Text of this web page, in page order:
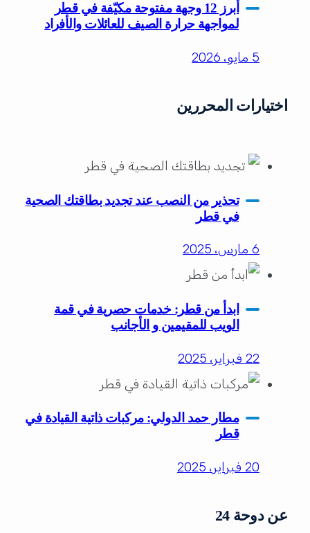
أبرز 12 وجهة مفتوحة مكيّفة في قطر
لمواجهة حرارة الصيف للعائلات والأفراد
5 مايو، 2026
اختيارات المحررين
تحذير من النصب عند تجديد بطاقتك الصحية
في قطر
6 مارس، 2025
ابدأ من قطر: خدمات حصرية في قمة
الويب للمقيمين و الأجانب
22 فبراير، 2025
مطار حمد الدولي: مركبات ذاتية القيادة في
قطر
20 فبراير، 2025
عن دوحة 24